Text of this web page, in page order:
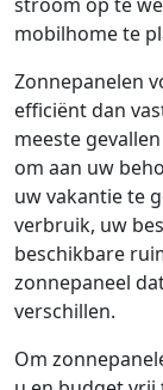
stroom op te
mobilhome te
Zonnepanelen
efficiënt dan
meeste
om aan uw
uw vakantie te
verbruik, uw
beschikbare
zonnepaneel
verschillen.
Om